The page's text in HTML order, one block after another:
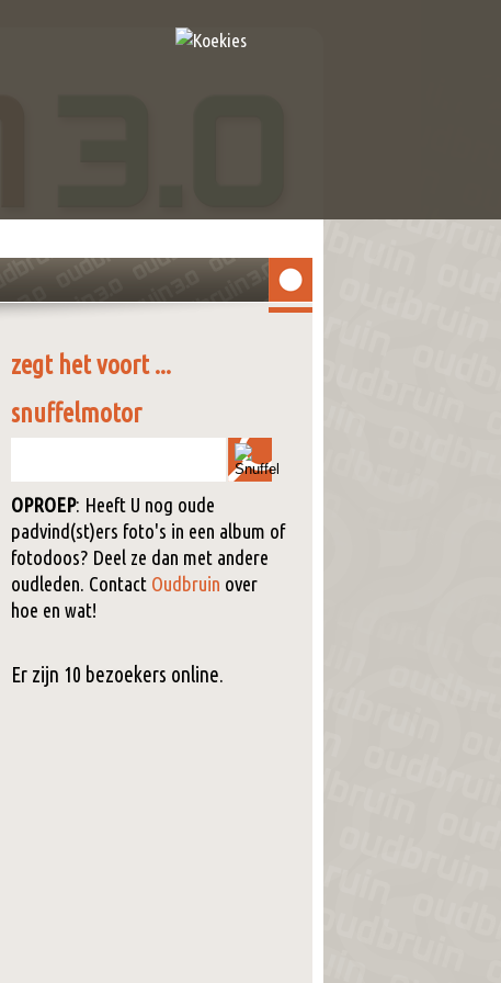
zegt het voort ...
snuffelmotor
OPROEP: Heeft U nog oude
padvind(st)ers foto's in een album of
fotodoos? Deel ze dan met andere
oudleden. Contact Oudbruin over
hoe en wat!
Er zijn 10 bezoekers online.